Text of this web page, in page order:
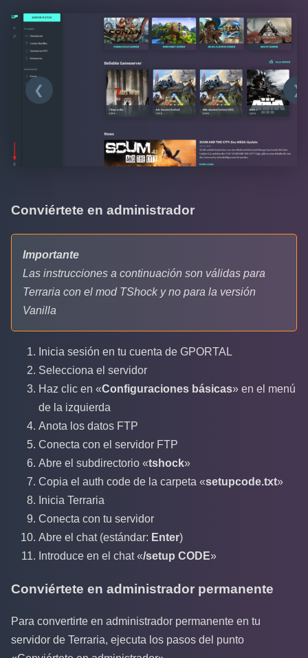
❮ ❯
Conviértete en administrador
Importante
Las instrucciones a continuación son válidas para
Terraria con el mod TShock y no para la versión
Vanilla
Inicia sesión en tu cuenta de GPORTAL
Selecciona el servidor
Haz clic en «Configuraciones básicas» en el menú
de la izquierda
Anota los datos FTP
Conecta con el servidor FTP
Abre el subdirectorio «tshock»
Copia el auth code de la carpeta «setupcode.txt»
Inicia Terraria
Conecta con tu servidor
Abre el chat (estándar: Enter)
Introduce en el chat «/setup CODE»
Conviértete en administrador permanente
Para convertirte en administrador permanente en tu
servidor de Terraria, ejecuta los pasos del punto